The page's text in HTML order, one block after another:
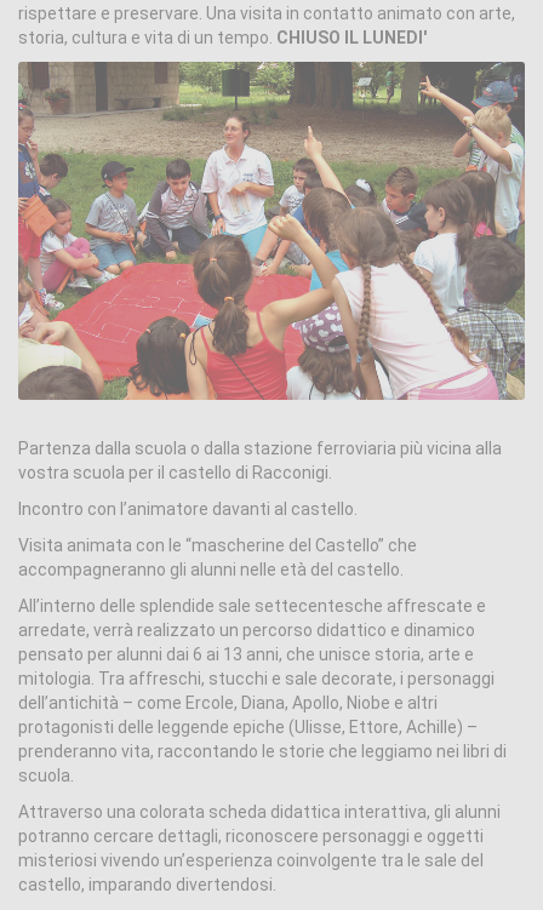
rispettare e preservare. Una visita in contatto animato con arte,
storia, cultura e vita di un tempo. CHIUSO IL LUNEDI'
Partenza dalla scuola o dalla stazione ferroviaria più vicina alla
vostra scuola per il castello di Racconigi.
Incontro con l’animatore davanti al castello.
Visita animata con le “mascherine del Castello” che
accompagneranno gli alunni nelle età del castello.
All’interno delle splendide sale settecentesche affrescate e
arredate, verrà realizzato un percorso didattico e dinamico
pensato per alunni dai 6 ai 13 anni, che unisce storia, arte e
mitologia. Tra affreschi, stucchi e sale decorate, i personaggi
dell’antichità – come Ercole, Diana, Apollo, Niobe e altri
protagonisti delle leggende epiche (Ulisse, Ettore, Achille) –
prenderanno vita, raccontando le storie che leggiamo nei libri di
scuola.
Attraverso una colorata scheda didattica interattiva, gli alunni
potranno cercare dettagli, riconoscere personaggi e oggetti
misteriosi vivendo un’esperienza coinvolgente tra le sale del
castello, imparando divertendosi.